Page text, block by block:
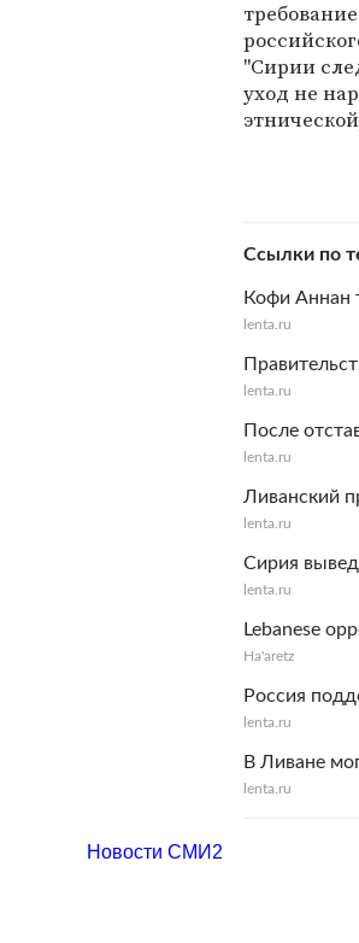
"Сирии
уход не
Ссылки по
Кофи Аннан
lenta.ru
lenta.ru
После
lenta.ru
Ливанский
lenta.ru
Сирия
lenta.ru
Lebanese
Ha'aretz
Россия
lenta.ru
В Ливане
lenta.ru
Новости СМИ2